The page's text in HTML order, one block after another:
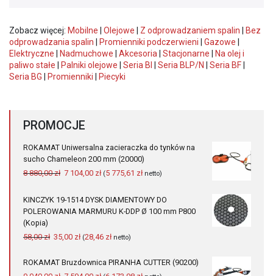
Zobacz więcej: Mobilne Olejowe Z odprowadzaniem spalin
Bez
odprowadzania spalin
Promienniki podczerwieni Gazowe
Elektryczne
Nadmuchowe Akcesoria Stacjonarne
Na olej i
paliwo stałe
Palniki olejowe Seria BI Seria BLP/N Seria BF
Seria BG
Promienniki Piecyki
PROMOCJE
ROKAMAT Uniwersalna zacieraczka do tynków na
sucho Chameleon 200 mm (20000)
8 880,00zł Pierwotna
wynosiła:
8
7 104,00 złAktualna
wynosi:
7
(5 775,61 złnetto)
KINCZYK 19-1514 DYSK DIAMENTOWY DO
POLEROWANIA MARMURU K-DDP Ø 100 mm P800
(Kopia)
58,00zł Pierwotna
wynosiła:
35,00 złAktualna
wynosi:
(28,46 złnetto)
ROKAMAT Bruzdownica PIRANHA CUTTER (90200)